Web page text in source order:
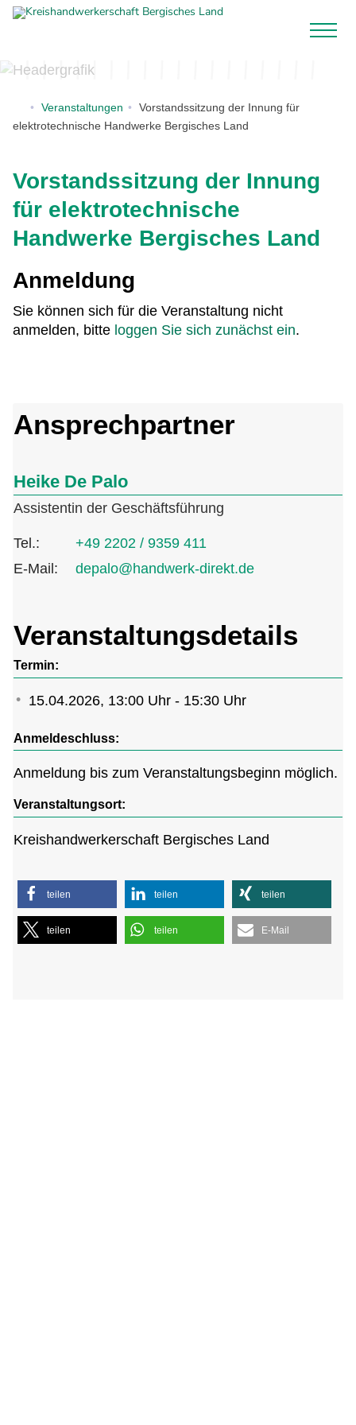
Veranstaltungen
Vorstandssitzung der Innung für
elektrotechnische Handwerke Bergisches Land
Vorstandssitzung der Innung
für elektrotechnische
Handwerke Bergisches Land
Anmeldung
Sie können sich für die Veranstaltung nicht
anmelden, bitte loggen Sie sich zunächst ein.
Ansprechpartner
Heike De Palo
Assistentin der Geschäftsführung
Tel.:
+49 2202 / 9359 411
E-Mail:
depalo@handwerk-direkt.de
Veranstaltungsdetails
Termin:
15.04.2026, 13:00 Uhr - 15:30 Uhr
Anmeldeschluss:
Anmeldung bis zum Veranstaltungsbeginn möglich.
Veranstaltungsort:
Kreishandwerkerschaft Bergisches Land
teilen teilen teilen
teilen teilen E-Mail